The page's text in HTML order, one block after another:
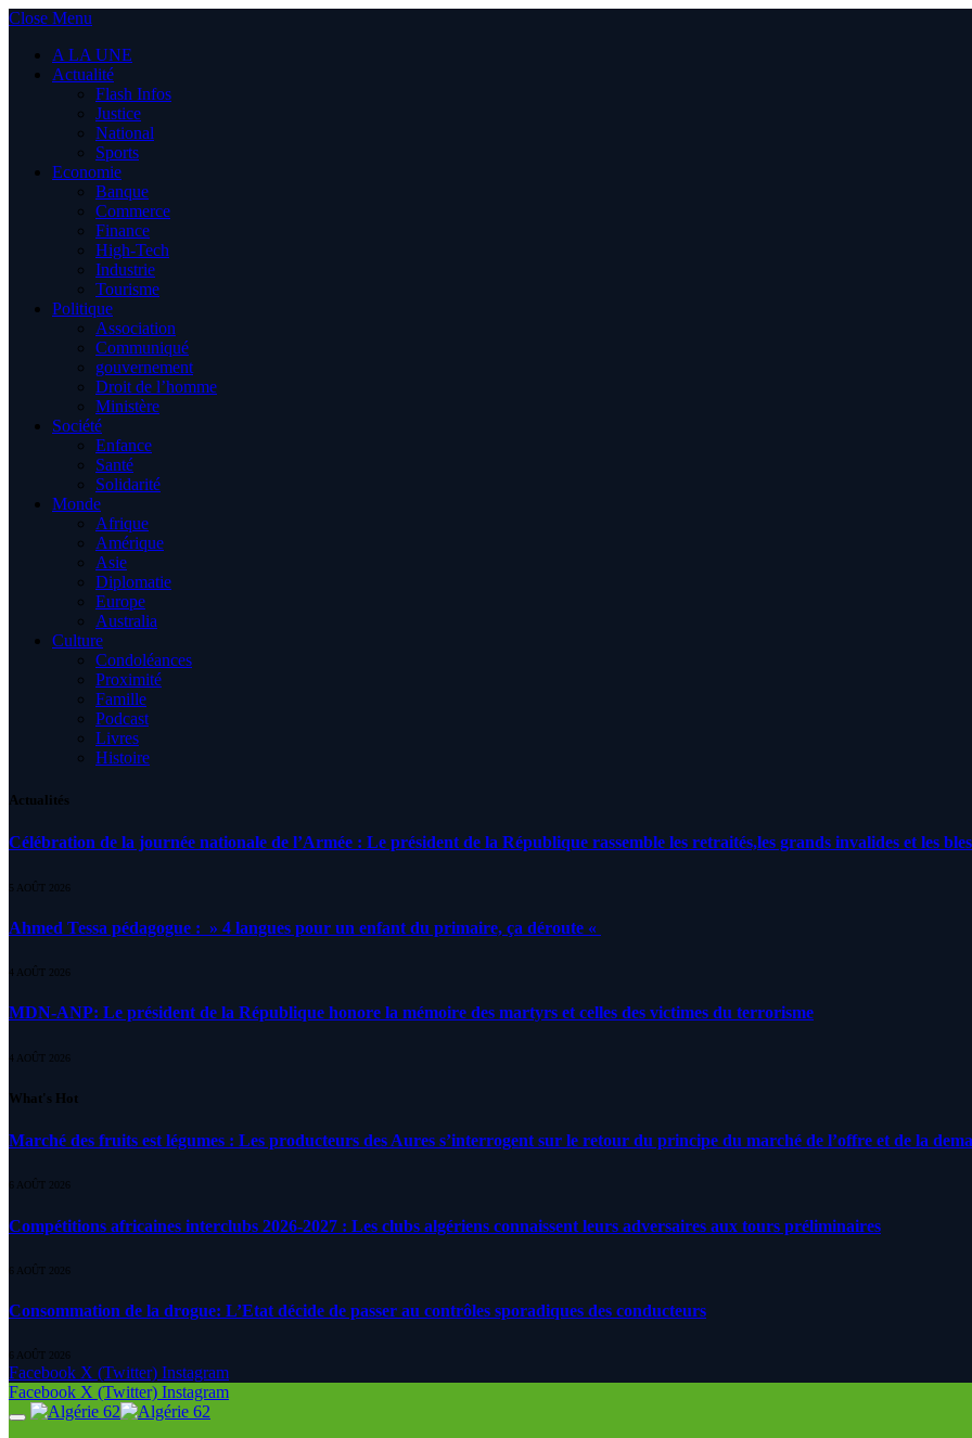
Close Menu
A LA UNE
Actualité
Flash Infos
Justice
National
Sports
Economie
Banque
Commerce
Finance
High-Tech
Industrie
Tourisme
Politique
Association
Communiqué
gouvernement
Droit de l’homme
Ministère
Société
Enfance
Santé
Solidarité
Monde
Afrique
Amérique
Asie
Diplomatie
Europe
Australia
Culture
Condoléances
Proximité
Famille
Podcast
Livres
Histoire
Actualités
Célébration de la journée nationale de l’Armée : Le président de la République rassemble les retraités,les grands invalides et les
5 AOÛT 2026
Ahmed Tessa pédagogue : » 4 langues pour un enfant du primaire, ça déroute «
4 AOÛT 2026
MDN-ANP: Le président de la République honore la mémoire des martyrs et celles des victimes du terrorisme
4 AOÛT 2026
What's Hot
Marché des fruits est légumes : Les producteurs des Aures s’interrogent sur le retour du principe du marché de l’offre et de la
6 AOÛT 2026
Compétitions africaines interclubs 2026-2027 : Les clubs algériens connaissent leurs adversaires aux tours préliminaires
6 AOÛT 2026
Consommation de la drogue: L’Etat décide de passer au contrôles sporadiques des conducteurs
6 AOÛT 2026
Facebook X (Twitter) Instagram
Facebook X (Twitter) Instagram